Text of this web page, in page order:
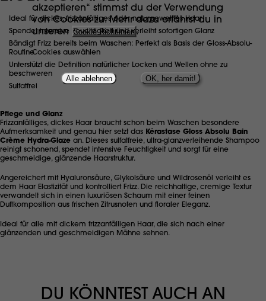
Ideal für dickes, frizzanfälliges oder naturgewelltes Haar
Spendet intensive Feuchtigkeit und verleiht sofortigen Glanz
Bändigt Frizz bereits beim Waschen: Perfekt als Basis der Gloss-Absolu-
Routine
Unterstützt die Definition natürlicher Locken und Wellen ohne zu
beschweren
Sulfatfrei
Pflege und Glanz
Frizzanfälliges, dickes Haar braucht schon beim Waschen besondere
Aufmerksamkeit und genau hier setzt das Kérastase Gloss Absolu Bain
Crème Hydra-Glaze an. Dieses sulfatfreie, ultra-glanzverleihende Shampoo
reinigt schonend, spendet intensive Feuchtigkeit und sorgt für eine
geschmeidige, glänzende Haarstruktur.
Angereichert mit Hyaluronsäure, Glykolsäure und Wildrosenöl verleiht es
dem Haar Elastizität und kontrolliert Frizz. Die reichhaltige, cremige Textur
verwandelt sich in einen luxuriösen Schaum mit einer feinen
Duftkomposition aus frischen Zitrusnoten und floraler Eleganz.
Ideal für alle mit dickem frizzanfälligen Haar, die sich nach einer
glänzenden und geschmeidigen Mähne sehnen.
DU KÖNNTEST AUCH AN
akzeptieren“ stimmst du der Verwendung
von Cookies zu. Mehr dazu erfährst du in
unseren Cookie Richtlinien.
Cookies auswählen
Alle ablehnen OK, her damit!